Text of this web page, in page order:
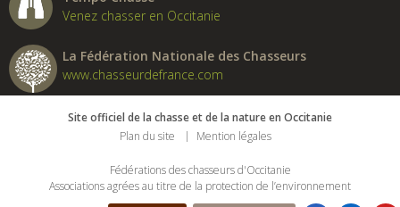
Venez chasser en Occitanie
La Fédération Nationale des Chasseurs
www.chasseurdefrance.com
Site officiel de la chasse et de la nature en Occitanie
Plan du site
Mention légales
Fédérations des chasseurs d'Occitanie
Associations agrées au titre de la protection de l’environnement